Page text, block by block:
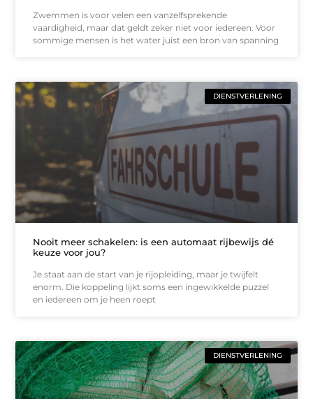
Zwemmen is voor velen een vanzelfsprekende
vaardigheid, maar dat geldt zeker niet voor iedereen. Voor
sommige mensen is het water juist een bron van spanning
DIENSTVERLENING
Nooit meer schakelen: is een automaat rijbewijs dé
keuze voor jou?
Je staat aan de start van je rijopleiding, maar je twijfelt
enorm. Die koppeling lijkt soms een ingewikkelde puzzel
en iedereen om je heen roept
DIENSTVERLENING